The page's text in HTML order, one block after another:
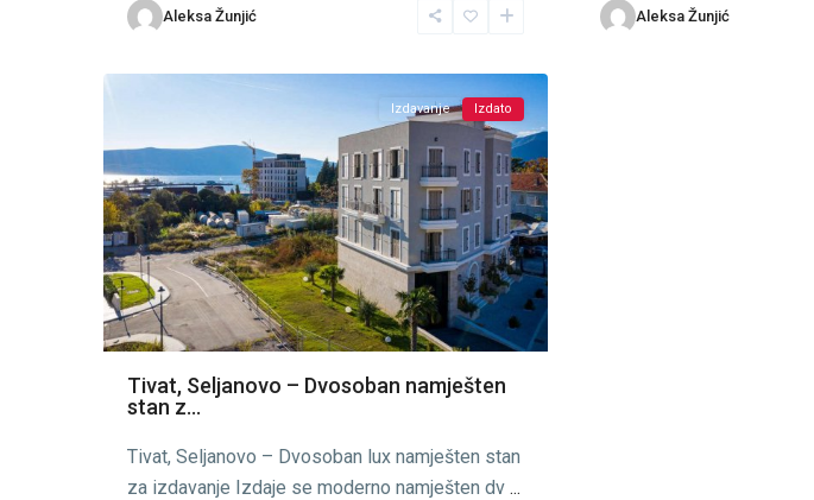
Aleksa Žunjić Aleksa Žunjić
Seljanovo,
Izdavanje Izdato
Tivat, Seljanovo – Dvosoban namješten
stan z...
Tivat, Seljanovo – Dvosoban lux namješten stan
za izdavanje Izdaje se moderno namješten dv ...